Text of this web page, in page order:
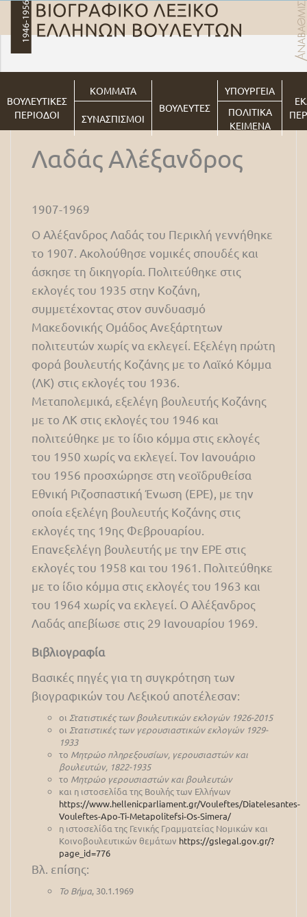
ΒΟΥΛΕΥΤΙΚΕΣ
ΠΕΡΙΟΔΟΙ
ΚΟΜΜΑΤΑ
ΒΟΥΛΕΥΤΕΣ
ΥΠΟΥΡΓΕΙΑ
ΣΥΝΑΣΠΙΣΜΟΙ
ΠΟΛΙΤΙΚΑ
ΚΕΙΜΕΝΑ
Λαδάς Αλέξανδρος
1907-1969
Ο Αλέξανδρος Λαδάς του Περικλή γεννήθηκε
το 1907. Ακολούθησε νομικές σπουδές και
άσκησε τη δικηγορία. Πολιτεύθηκε στις
εκλογές του 1935 στην Κοζάνη,
συμμετέχοντας στον συνδυασμό
Μακεδονικής Ομάδος Ανεξάρτητων
πολιτευτών χωρίς να εκλεγεί. Εξελέγη πρώτη
φορά βουλευτής Κοζάνης με το Λαϊκό Κόμμα
(ΛΚ) στις εκλογές του 1936.
Μεταπολεμικά, εξελέγη βουλευτής Κοζάνης
με το ΛΚ στις εκλογές του 1946 και
πολιτεύθηκε με το ίδιο κόμμα στις εκλογές
του 1950 χωρίς να εκλεγεί. Τον Ιανουάριο
του 1956 προσχώρησε στη νεοϊδρυθείσα
Εθνική Ριζοσπαστική Ένωση (ΕΡΕ), με την
οποία εξελέγη βουλευτής Κοζάνης στις
εκλογές της 19ης Φεβρουαρίου.
Επανεξελέγη βουλευτής με την ΕΡΕ στις
εκλογές του 1958 και του 1961. Πολιτεύθηκε
με το ίδιο κόμμα στις εκλογές του 1963 και
του 1964 χωρίς να εκλεγεί. Ο Αλέξανδρος
Λαδάς απεβίωσε στις 29 Ιανουαρίου 1969.
Βιβλιογραφία
Βασικές πηγές για τη συγκρότηση των
βιογραφικών του Λεξικού αποτέλεσαν:
οι Στατιστικές των βουλευτικών εκλογών 1926-2015
οι Στατιστικές των γερουσιαστικών εκλογών 1929-
1933
το Μητρώο πληρεξουσίων, γερουσιαστών και
βουλευτών, 1822-1935
το Μητρώο γερουσιαστών και βουλευτών
και η ιστοσελίδα της Βουλής των Ελλήνων
https://www.hellenicparliament.gr/Vouleftes/Diatelesantes-
Vouleftes-Apo-Ti-Metapolitefsi-Os-Simera/
η ιστοσελίδα της Γενικής Γραμματείας Νομικών και
Κοινοβουλευτικών θεμάτων https://gslegal.gov.gr/?
page_id=776
Βλ. επίσης:
Το Βήμα, 30.1.1969